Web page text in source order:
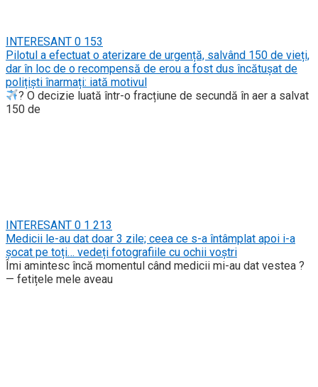
INTERESANT 0 153
Pilotul a efectuat o aterizare de urgență, salvând 150 de vieți,
dar în loc de o recompensă de erou a fost dus încătușat de
polițiști înarmați: iată motivul
? O decizie luată într-o fracțiune de secundă în aer a salvat
150 de
INTERESANT 0 1 213
Medicii le-au dat doar 3 zile; ceea ce s-a întâmplat apoi i-a
șocat pe toți… vedeți fotografiile cu ochii voștri
Îmi amintesc încă momentul când medicii mi-au dat vestea ?
— fetițele mele aveau